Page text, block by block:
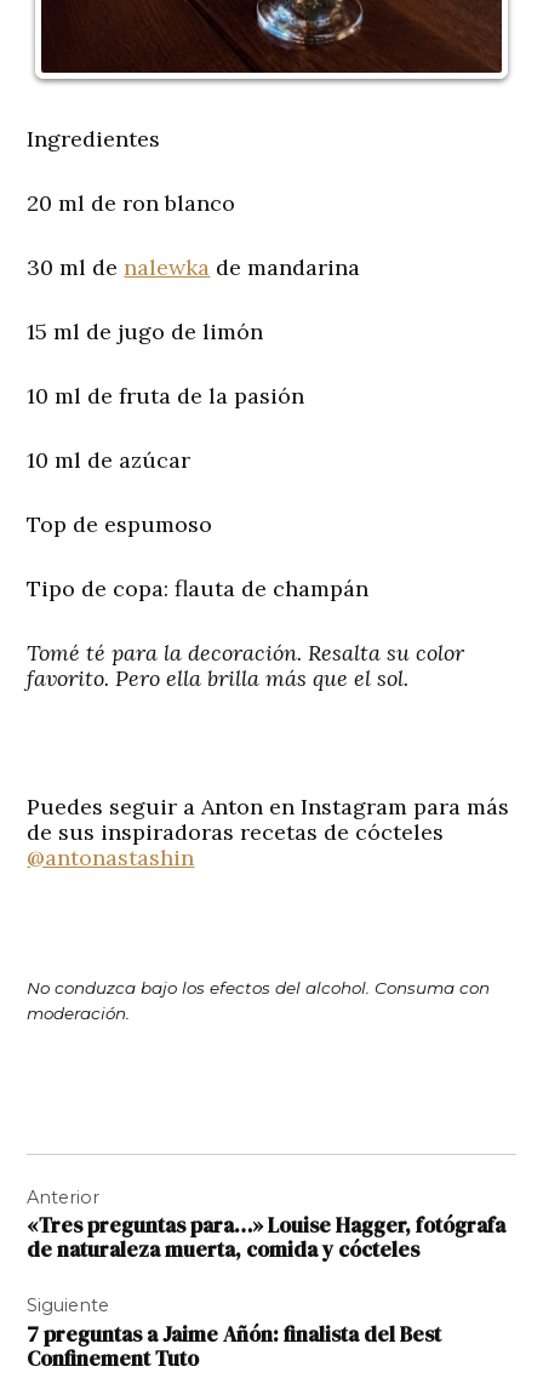
Ingredientes
20 ml de ron blanco
30 ml denalewka de mandarina
15 ml de jugo de limón
10 ml de fruta de la pasión
10 ml de azúcar
Top de espumoso
Tipo de copa: flauta de champán
Tomé té para la decoración. Resalta su color
favorito. Pero ella brilla más que el sol.
Puedes seguir a Anton en Instagram para más
de sus inspiradoras recetas de cócteles
@antonastashin
No conduzca bajo los efectos del alcohol. Consuma con
moderación.
de
entradas
Anterior
«Tres preguntas para…» Louise Hagger, fotógrafa
de naturaleza muerta, comida y cócteles
Siguiente
7 preguntas a Jaime Añón: finalista del Best
Confinement Tuto